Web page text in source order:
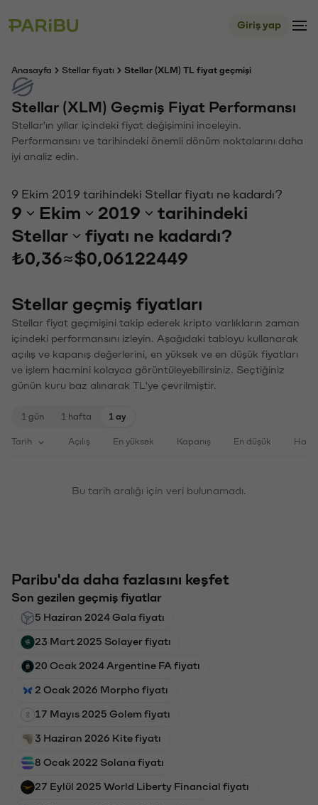
Giriş yap
Anasayfa Stellar fiyatı Stellar (XLM) TL fiyat geçmişi
Stellar (XLM) Geçmiş Fiyat Performansı
Stellar'ın yıllar içindeki fiyat değişimini inceleyin.
Performansını ve tarihindeki önemli dönüm noktalarını daha
iyi analiz edin.
9 Ekim 2019 tarihindeki Stellar fiyatı ne kadardı?
9 Ekim 2019
tarihindeki
Stellar
fiyatı ne kadardı?
₺0,36≈$0,06122449
Stellar geçmiş fiyatları
Stellar fiyat geçmişini takip ederek kripto varlıkların zaman
içindeki performansını izleyin. Aşağıdaki tabloyu kullanarak
açılış ve kapanış değerlerini, en yüksek ve en düşük fiyatları
ve işlem hacmini kolayca görüntüleyebilirsiniz. Seçtiğiniz
günün kuru baz alınarak TL'ye çevrilmiştir.
1 gün 1 hafta 1 ay
Tarih Açılış En yüksek Kapanış En düşük
Bu tarih aralığı için veri bulunamadı.
Paribu'da daha fazlasını keşfet
Son gezilen geçmiş fiyatlar
5 Haziran 2024 Gala fiyatı
23 Mart 2025 Solayer fiyatı
20 Ocak 2024 Argentine FA fiyatı
2 Ocak 2026 Morpho fiyatı
17 Mayıs 2025 Golem fiyatı
3 Haziran 2026 Kite fiyatı
8 Ocak 2022 Solana fiyatı
27 Eylül 2025 World Liberty Financial fiyatı